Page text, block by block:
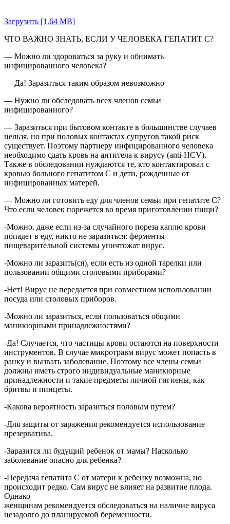
Загрузить [1.64 MB]
ЧТО ВАЖНО ЗНАТЬ, ЕСЛИ У ЧЕЛОВЕКА ГЕПАТИТ С?
— Можно ли здороваться за руку и обнимать
инфицированного человека?
— Да! Заразиться таким образом невозможно
— Нужно ли обследовать всех членов семьи
инфицированного?
— Заразиться при бытовом контакте в большинстве случаев
нельзя. но при половых контактах супругов такой риск
существует. Поэтому партнеру инфицированного человека
необходимо сдать кровь на антитела к вирусу (anti-HCV).
Также в обследовании нуждаются те, кто контактировал с
кровью больного гепатитом С и дети, рожденные от
инфицированных матерей.
— Можно ли готовить еду для членов семьи при гепатите С?
Что если человек порежется во время приготовлении пищи?
-Можно. даже если из-за случайного пореза каплю крови
попадет в еду, никто не заразиться: ферменты
пищеварительной системы уничтожат вирус.
-Можно ли заразить(ся), если есть из одной тарелки или
пользовании общими столовыми приборами?
-Нет! Вирус не передается при совместном использовании
посуда или столовых приборов.
-Можно ли заразиться, если пользоваться общими
маникюрными принадлежностями?
-Да! Случается, что частицы крови остаются на поверхности
инструментов. В случае микротравм вирус может попасть в
ранку и вызвать заболевание. Поэтому все члены семьи
должны иметь строго индивидуальные маникюрные
принадлежности и такие предметы личной гигиены, как
бритвы и пинцеты.
-Какова вероятность заразиться половым путем?
-Для защиты от заражения рекомендуется использование
презерватива.
-Заразится ли будущий ребенок от мамы? Насколько
заболевание опасно для ребенка?
-Передача гепатита С от матери к ребенку возможна, но
происходит редко. Сам вирус не влияет на развитие плода.
Однако
женщинам рекомендуется обследоваться на наличие вируса
незадолго до планируемой беременности.